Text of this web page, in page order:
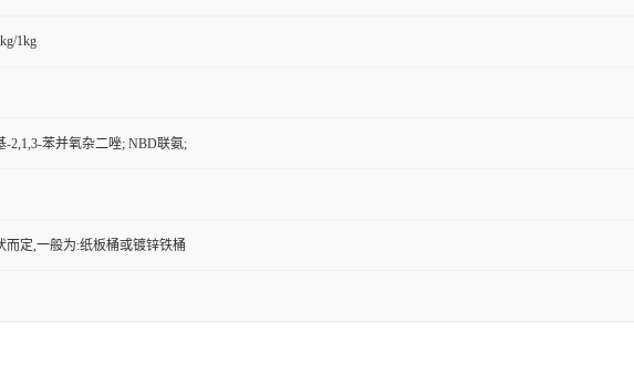
1kg
-2,1,3-苯并氧杂二唑; NBD联氨;
而定,一般为:纸板桶或镀锌铁桶